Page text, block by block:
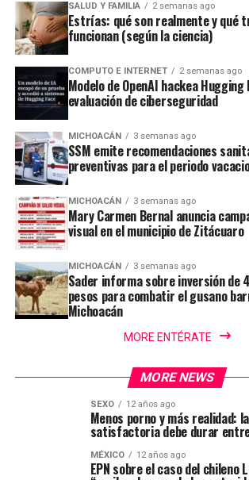
SALUD Y FAMILIA 2 semanas ago
Estrías: qué son realmente y qué
funcionan (según la ciencia)
COMPUTO E INTERNET 2 semanas ago
Modelo de OpenAI hackea
evaluación de ciberseguridad
MICHOACÁN 3 semanas ago
SSM emite recomendaciones
preventivas para el periodo
MICHOACÁN 3 semanas ago
Mary Carmen Bernal anuncia
visual en el municipio de Zitácuaro
MICHOACÁN 3 semanas ago
Sader informa sobre inversión de
pesos para combatir el gusano
Michoacán
MORE ENTÉRATE
MORE NEWS
SEXO 12 años ago
Menos porno y más realidad:
satisfactoria debe durar
MÉXICO 12 años ago
EPN sobre el caso del chileno